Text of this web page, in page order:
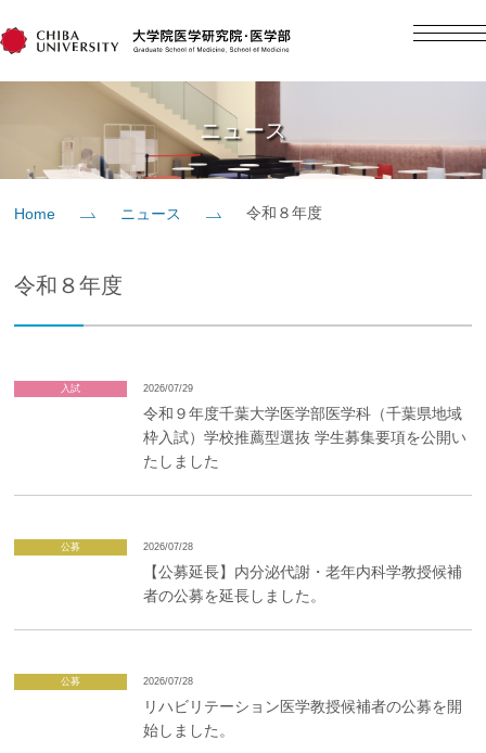
日本語
研究
入学案内
ニュース
Home ニュース 令和８年度
令和８年度
入試 2026/07/29
令和９年度千葉大学医学部医学科（千葉県地域
枠入試）学校推薦型選抜 学生募集要項を公開い
たしました
公募 2026/07/28
【公募延長】内分泌代謝・老年内科学教授候補
者の公募を延長しました。
公募 2026/07/28
リハビリテーション医学教授候補者の公募を開
始しました。